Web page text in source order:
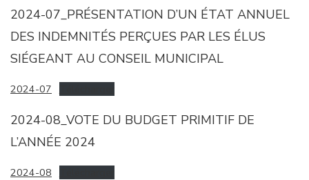
2024-07_PRÉSENTATION D’UN ÉTAT ANNUEL
DES INDEMNITÉS PERÇUES PAR LES ÉLUS
SIÉGEANT AU CONSEIL MUNICIPAL
2024-07
2024-08_VOTE DU BUDGET PRIMITIF DE
L’ANNÉE 2024
2024-08